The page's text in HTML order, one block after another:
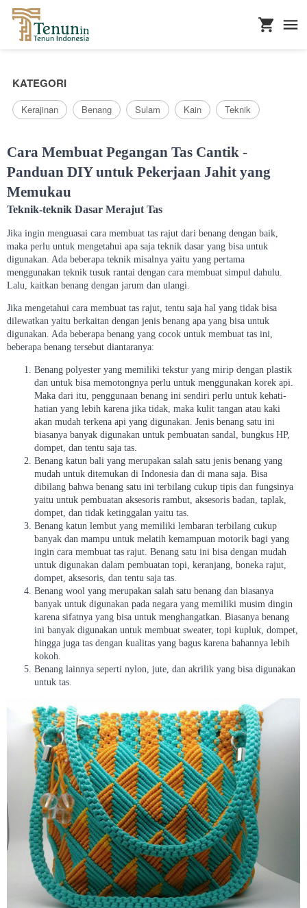
KATEGORI
Kerajinan Benang Sulam Kain Teknik
Cara Membuat Pegangan Tas Cantik -
Panduan DIY untuk Pekerjaan Jahit yang
Memukau
Teknik-teknik Dasar Merajut Tas
Jika ingin menguasai cara membuat tas rajut dari benang dengan baik,
maka perlu untuk mengetahui apa saja teknik dasar yang bisa untuk
digunakan. Ada beberapa teknik misalnya yaitu yang pertama
menggunakan teknik tusuk rantai dengan cara membuat simpul dahulu.
Lalu, kaitkan benang dengan jarum dan ulangi.
Jika mengetahui cara membuat tas rajut, tentu saja hal yang tidak bisa
dilewatkan yaitu berkaitan dengan jenis benang apa yang bisa untuk
digunakan. Ada beberapa benang yang cocok untuk membuat tas ini,
beberapa benang tersebut diantaranya:
Benang polyester yang memiliki tekstur yang mirip dengan plastik
dan untuk bisa memotongnya perlu untuk menggunakan korek api.
Maka dari itu, penggunaan benang ini sendiri perlu untuk kehati-
hatian yang lebih karena jika tidak, maka kulit tangan atau kaki
akan mudah terkena api yang digunakan. Jenis benang satu ini
biasanya banyak digunakan untuk pembuatan sandal, bungkus HP,
dompet, dan tentu saja tas.
Benang katun bali yang merupakan salah satu jenis benang yang
mudah untuk ditemukan di Indonesia dan di mana saja. Bisa
dibilang bahwa benang satu ini terbilang cukup tipis dan fungsinya
yaitu untuk pembuatan aksesoris rambut, aksesoris badan, taplak,
dompet, dan tidak ketinggalan yaitu tas.
Benang katun lembut yang memiliki lembaran terbilang cukup
banyak dan mampu untuk melatih kemampuan motorik bagi yang
ingin cara membuat tas rajut. Benang satu ini bisa dengan mudah
untuk digunakan dalam pembuatan topi, keranjang, boneka rajut,
dompet, aksesoris, dan tentu saja tas.
Benang wool yang merupakan salah satu benang dan biasanya
banyak untuk digunakan pada negara yang memiliki musim dingin
karena sifatnya yang bisa untuk menghangatkan. Biasanya benang
ini banyak digunakan untuk membuat sweater, topi kupluk, dompet,
hingga juga tas dengan kualitas yang bagus karena bahannya lebih
kokoh.
Benang lainnya seperti nylon, jute, dan akrilik yang bisa digunakan
untuk tas.